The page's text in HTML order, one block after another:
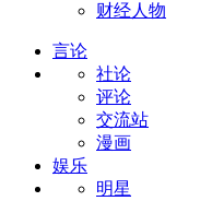
财经人物
言论
社论
评论
交流站
漫画
娱乐
明星